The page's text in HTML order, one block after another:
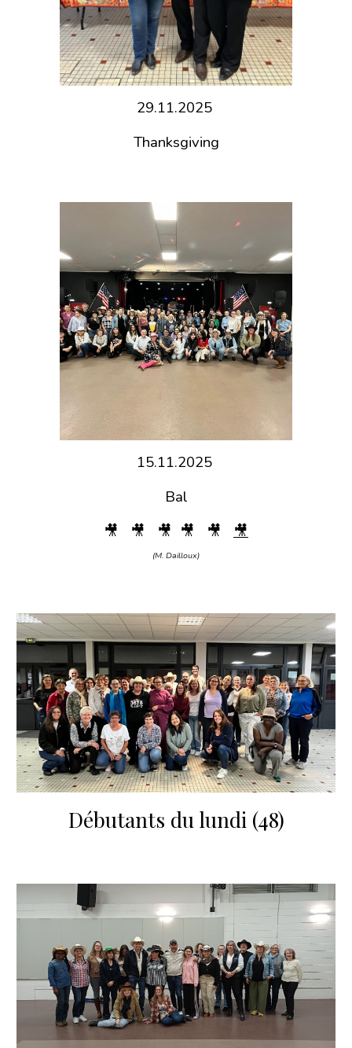
29.11.2025
Thanksgiving
15.11.2025
Bal
🎥
🎥 🎥 🎥 🎥 🎥
(M. Dailloux)
Débutants du lundi (48)